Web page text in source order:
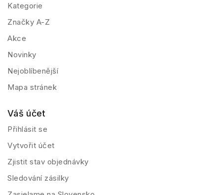
Kategorie
Značky A-Z
Akce
Novinky
Nejoblíbenější
Mapa stránek
Váš účet
Přihlásit se
Vytvořit účet
Zjistit stav objednávky
Sledování zásilky